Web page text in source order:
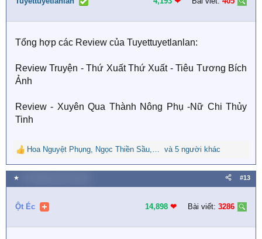
n
:Tổng hợp các Review của Tuyettuyetlanlan:
Review Truyện - Thứ Xuất Thứ Xuất - Tiêu Tương Bích
Ảnh
Review - Xuyên Qua Thành Nông Phụ -Nữ Chi Thủy
Tinh
R
e
a
c
i
n
Hoa Nguyệt Phụng, Ngọc Thiền Sầu, Thùy Minh
và 5 người khác
★ #13
Ột Éc 14,898 ❤︎ Bài viết: 3286